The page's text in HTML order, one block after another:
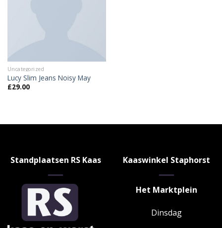
Uncategorized
Lucy Slim Jeans Noisy May
£29.00
Standplaatsen RS Kaas Kaaswinkel Staphorst
Het Marktplein
Dinsdag